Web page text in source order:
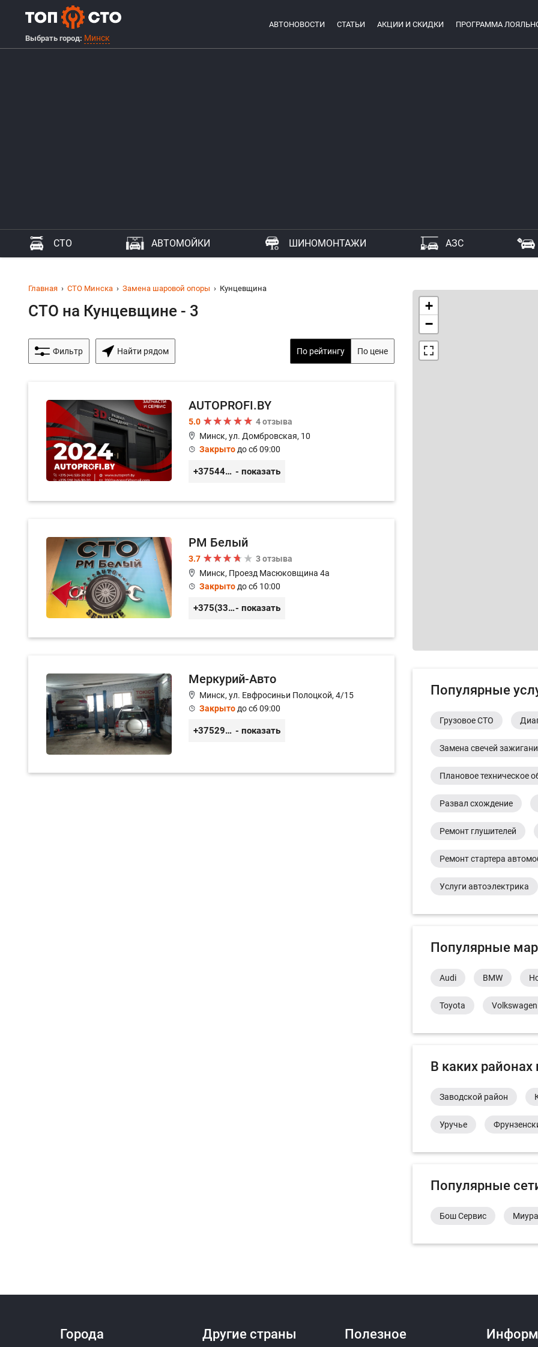
Выбрать город: Минск
АВТОНОВОСТИ СТАТЬИ АКЦИИ И СКИДКИ ПРОГРАММА
СТО АВТОМОЙКИ ШИНОМОНТАЖИ АЗС
Главная СТО Минска Замена шаровой опоры Кунцевщина
СТО на Кунцевщине - 3
Фильтр Найти рядом По рейтингу По цене
AUTOPROFI.BY
5.0
4 отзыва
Минск, ул. Домбровская, 10
Закрытодо сб 09:00
+375445353020 - показать
РМ Белый
3.7
3 отзыва
Минск, Проезд Масюковщина 4а
Закрытодо сб 10:00
+375(33)3-300-200- показать
Меркурий-Авто
Минск, ул. Евфросиньи Полоцкой, 4/15
Закрытодо сб 09:00
+375299888100 - показать
+
−
Популярные
Грузовое СТО
Замена свечей
Плановое техническое
Развал схождение
Ремонт глушителей
Ремонт стартера
Услуги автоэлектрика
Популярные
Audi BMW
Toyota Volkswagen
В каких районах
Заводской район
Уручье
Популярные
Бош Сервис Миура
Города Другие страны Полезное